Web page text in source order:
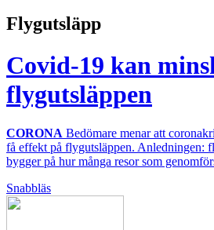
Flygutsläpp
Covid-19 kan
flygutsläppen
CORONA Bedömare menar att
få effekt på flygutsläppen. Anledningen:
bygger på hur många resor som
Snabbläs